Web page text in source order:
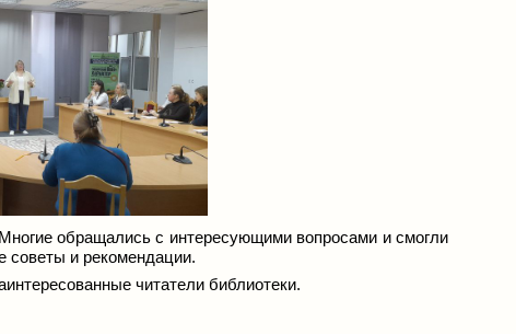
обращались с интересующими вопросами и смогли
советы и рекомендации.
читатели библиотеки.